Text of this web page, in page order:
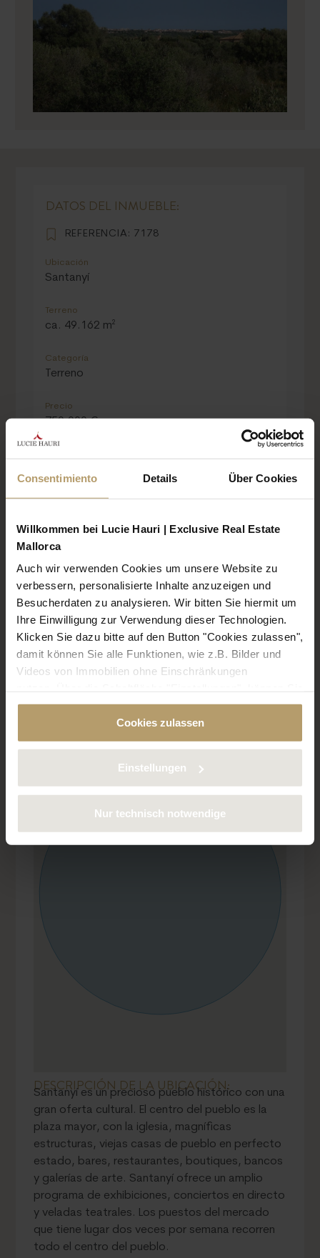
Consentimiento Details Über Cookies
Willkommen bei Lucie Hauri | Exclusive Real Estate
Mallorca
Auch wir verwenden Cookies um unsere Website zu
verbessern, personalisierte Inhalte anzuzeigen und
Besucherdaten zu analysieren. Wir bitten Sie hiermit um
Ihre Einwilligung zur Verwendung dieser Technologien.
Klicken Sie dazu bitte auf den Button "Cookies zulassen",
damit können Sie alle Funktionen, wie z.B. Bilder und
Videos von Immobilien ohne Einschränkungen
bestimmte Cookies und Technologien gezielt
deaktivieren. Weitere Informationen über die von uns
verwendeten Cookies finden Sie in unserer
Cookies zulassen
Einstellungen
Nur technisch notwendige
DATOS DEL INMUEBLE:
REFERENCIA: 7178
Ubicación
Santanyí
Terreno
ca. 49.162 m²
Categoría
Terreno
Precio
750.000 €
COMODIDADES:
49.162 m²
CERTIFICADO ENERGÉTICO
UBICACIÓN
DESCRIPCIÓN DE LA UBICACIÓN:
Santanyí es un precioso pueblo histórico con una
gran oferta cultural. El centro del pueblo es la
plaza mayor, con la iglesia, magníficas
estructuras, viejas casas de pueblo en perfecto
estado, bares, restaurantes, boutiques, bancos
y galerías de arte. Santanyí ofrece un amplio
programa de exhibiciones, conciertos en directo
y veladas teatrales. Los puestos del mercado
que tiene lugar dos veces por semana recorren
todo el centro del pueblo.